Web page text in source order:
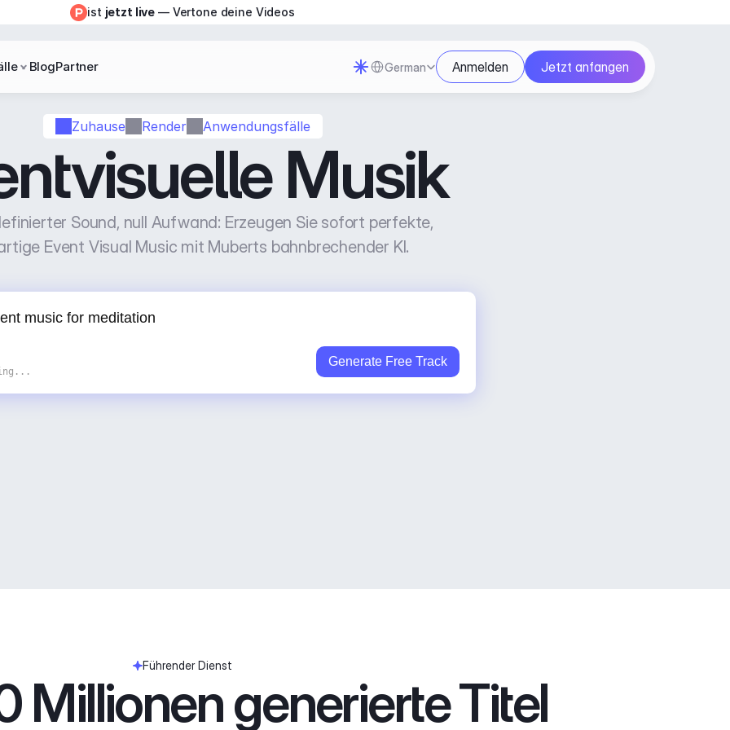
Zuhause Render Anwendungsfälle
Musik
Sound, null Aufwand: Erzeugen Sie sofort perfekte,
Event Visual Music mit Muberts bahnbrechender KI.
Generate Free Track
Führender Dienst
Millionen generierte Titel
ist jetzt live — Vertone deine Videos
BlogPartner Select Language
German Anmelden Jetzt anfangen